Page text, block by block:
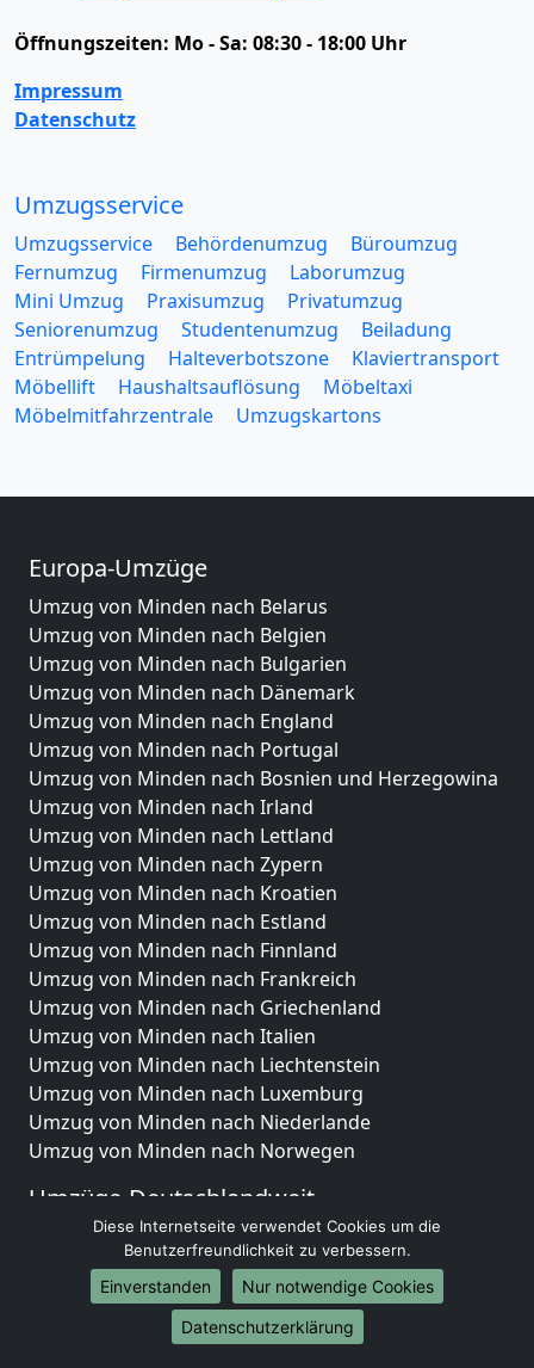
Öffnungszeiten: Mo - Sa: 08:30 - 18:00 Uhr
Impressum
Datenschutz
Umzugsservice
Umzugsservice Behördenumzug
Büroumzug
Fernumzug
Firmenumzug
Laborumzug
Mini Umzug
Praxisumzug
Privatumzug
Seniorenumzug
Studentenumzug
Beiladung
Entrümpelung
Halteverbotszone
Klaviertransport
Möbellift
Haushaltsauflösung
Möbeltaxi
Möbelmitfahrzentrale
Umzugskartons
Europa-Umzüge
Umzug von Minden nach Belarus
Umzug von Minden nach Belgien
Umzug von Minden nach Bulgarien
Umzug von Minden nach Dänemark
Umzug von Minden nach England
Umzug von Minden nach Portugal
Umzug von Minden nach Bosnien und Herzegowina
Umzug von Minden nach Irland
Umzug von Minden nach Lettland
Umzug von Minden nach Zypern
Umzug von Minden nach Kroatien
Umzug von Minden nach Estland
Umzug von Minden nach Finnland
Umzug von Minden nach Frankreich
Umzug von Minden nach Griechenland
Umzug von Minden nach Italien
Umzug von Minden nach Liechtenstein
Umzug von Minden nach Luxemburg
Umzug von Minden nach Niederlande
Umzug von Minden nach Norwegen
Umzüge-Deutschlandweit
Umzug von Minden nach Berlin
Umzug von Minden nach Hamburg
Umzug von Minden nach München
Umzug von Minden nach Köln
Umzug von Minden nach Frankfurt am Main
Diese Internetseite verwendet Cookies um die
Benutzerfreundlichkeit zu verbessern.
Einverstanden
Nur notwendige Cookies
Datenschutzerklärung